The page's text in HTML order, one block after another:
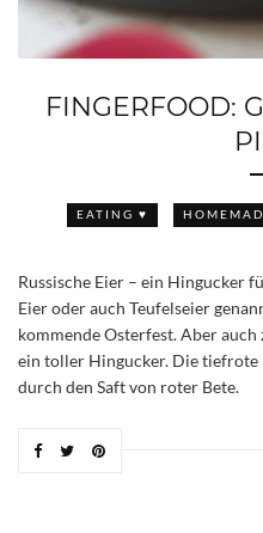
FINGERFOOD:
EATING ♥
Russische Eier – ein Hingucker
Eier oder auch Teufelseier
kommende Osterfest. Aber auch
ein toller Hingucker. Die tiefrote
durch den Saft von roter Bete.